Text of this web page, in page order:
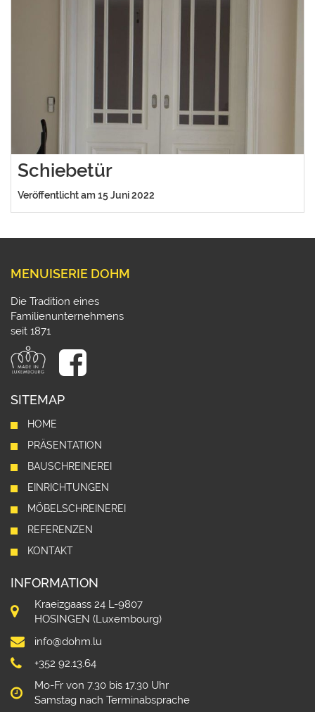
Schiebetür
Veröffentlicht am 15 Juni 2022
MENUISERIE DOHM
Die Tradition eines
Familienunternehmens
seit 1871
SITEMAP
HOME
PRÄSENTATION
BAUSCHREINEREI
EINRICHTUNGEN
MÖBELSCHREINEREI
REFERENZEN
KONTAKT
INFORMATION
Kraeizgaass 24 L-9807
HOSINGEN (Luxembourg)
info@dohm.lu
+352 92.13.64
Mo-Fr von 7.30 bis 17.30 Uhr
Samstag nach Terminabsprache